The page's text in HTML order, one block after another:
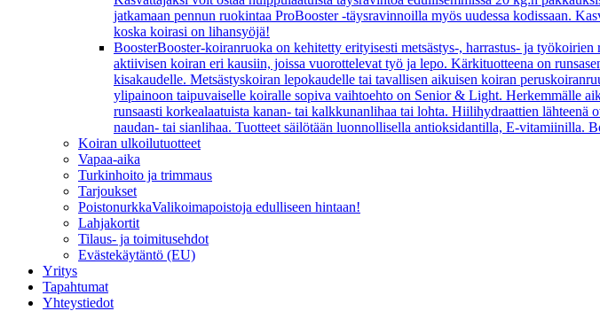
jatkamaan pennun ruokintaa ProBooster -täysravinnoilla myös uudessa kodissaan.
koska koirasi on lihansyöjä!
BoosterBooster-koiranruoka on kehitetty erityisesti metsästys-, harrastus- ja
aktiivisen koiran eri kausiin, joissa vuorottelevat työ ja lepo. Kärkituotteena on
kisakaudelle. Metsästyskoiran lepokaudelle tai tavallisen aikuisen koiran
ylipainoon taipuvaiselle koiralle sopiva vaihtoehto on Senior & Light. Herkemmälle
runsaasti korkealaatuista kanan- tai kalkkunanlihaa tai lohta. Hiilihydraattien lähteenä
naudan- tai sianlihaa. Tuotteet säilötään luonnollisella antioksidantilla, E-vitamiinilla.
Koiran ulkoilutuotteet
Vapaa-aika
Turkinhoito ja trimmaus
Tarjoukset
PoistonurkkaValikoimapoistoja edulliseen hintaan!
Lahjakortit
Tilaus- ja toimitusehdot
Evästekäytäntö (EU)
Yritys
Tapahtumat
Yhteystiedot